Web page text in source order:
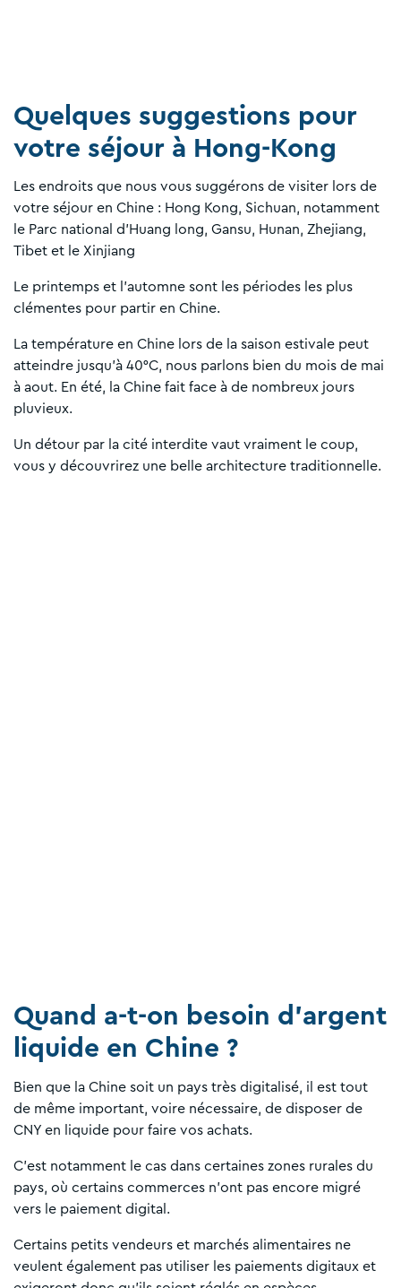
Quelques suggestions pour
votre séjour à Hong-Kong
Les endroits que nous vous suggérons de visiter lors de
votre séjour en Chine : Hong Kong, Sichuan, notamment
le Parc national d'Huang long, Gansu, Hunan, Zhejiang,
Tibet et le Xinjiang
Le printemps et l'automne sont les périodes les plus
clémentes pour partir en Chine.
La température en Chine lors de la saison estivale peut
atteindre jusqu'à 40°C, nous parlons bien du mois de mai
à aout. En été, la Chine fait face à de nombreux jours
pluvieux.
Un détour par la cité interdite vaut vraiment le coup,
vous y découvrirez une belle architecture traditionnelle.
Quand a-t-on besoin d'argent
liquide en Chine ?
Bien que la Chine soit un pays très digitalisé, il est tout
de même important, voire nécessaire, de disposer de
CNY en liquide pour faire vos achats.
C'est notamment le cas dans certaines zones rurales du
pays, où certains commerces n'ont pas encore migré
vers le paiement digital.
Certains petits vendeurs et marchés alimentaires ne
veulent également pas utiliser les paiements digitaux et